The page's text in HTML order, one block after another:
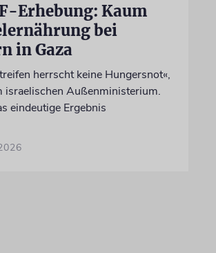
Erhebung: Kaum
bei
in Gaza
herrscht keine Hungersnot«,
israelischen Außenministerium.
eindeutige Ergebnis